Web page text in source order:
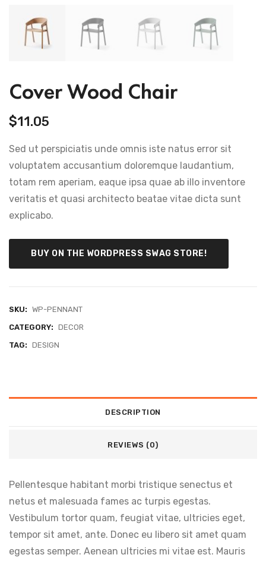
Cover Wood Chair
$11.05
Sed ut perspiciatis unde omnis iste natus error sit
voluptatem accusantium doloremque laudantium,
totam rem aperiam, eaque ipsa quae ab illo inventore
veritatis et quasi architecto beatae vitae dicta sunt
explicabo.
BUY ON THE WORDPRESS SWAG STORE!
SKU: WP-PENNANT
CATEGORY: DECOR
TAG: DESIGN
DESCRIPTION
REVIEWS (0)
Pellentesque habitant morbi tristique senectus et
netus et malesuada fames ac turpis egestas.
Vestibulum tortor quam, feugiat vitae, ultricies eget,
tempor sit amet, ante. Donec eu libero sit amet quam
egestas semper. Aenean ultricies mi vitae est. Mauris